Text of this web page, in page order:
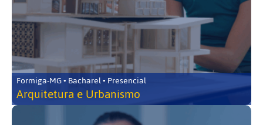
Formiga-MG • Bacharel • Presencial
Arquitetura e Urbanismo